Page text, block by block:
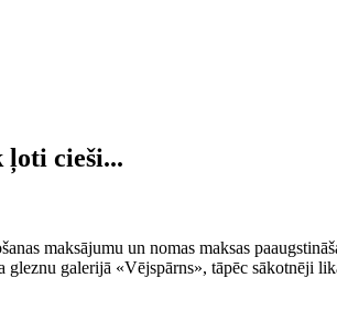
ļoti cieši...
maksājumu un nomas maksas
galerijā «Vējspārns», tāpēc sākotnēji